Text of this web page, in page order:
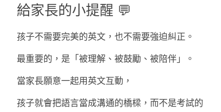
給家長的小提醒 💬
孩子不需要完美的英文，也不需要強迫糾正。
最重要的，是「被理解、被鼓勵、被陪伴」。
當家長願意一起用英文互動，
孩子就會把語言當成溝通的橋樑，而不是考試的